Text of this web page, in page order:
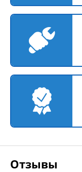
Отзывы